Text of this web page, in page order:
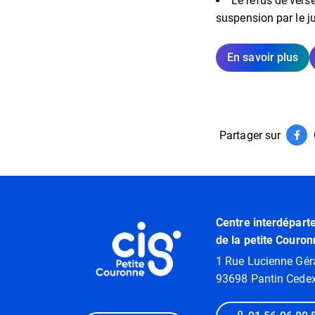
suspension par le
En savoir plus
Partager sur
Informations utiles
Centre
de la petite
1 Rue Lucienne
93698 Pantin